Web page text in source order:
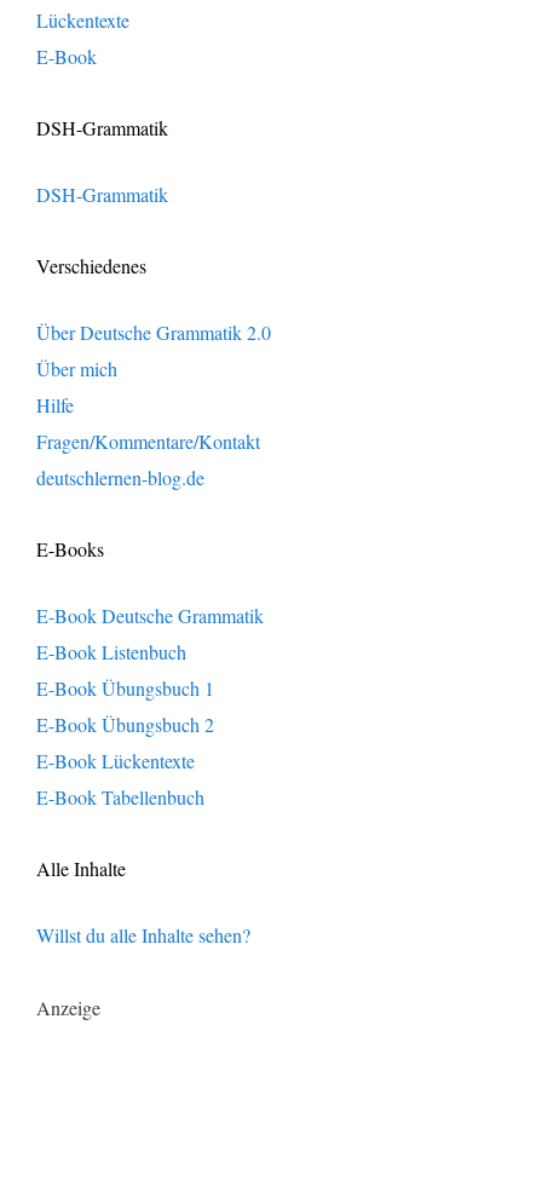
Lückentexte
E-Book
DSH-Grammatik
DSH-Grammatik
Verschiedenes
Über Deutsche Grammatik 2.0
Über mich
Hilfe
Fragen/Kommentare/Kontakt
deutschlernen-blog.de
E-Books
E-Book Deutsche Grammatik
E-Book Listenbuch
E-Book Übungsbuch 1
E-Book Übungsbuch 2
E-Book Lückentexte
E-Book Tabellenbuch
Alle Inhalte
Willst du alle Inhalte sehen?
Anzeige